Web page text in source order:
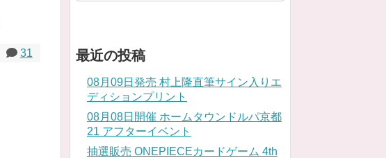
31 最近の投稿
08月09日発売 村上隆直筆サイン入りエ
ディションプリント
08月08日開催 ホームタウンドルパ京都
21 アフターイベント
抽選販売 ONEPIECEカードゲーム 4th